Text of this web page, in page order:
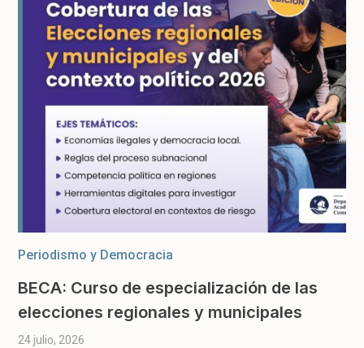
Periodismo y Democracia
BECA: Curso de especialización de las
elecciones regionales y municipales
24 julio, 2026